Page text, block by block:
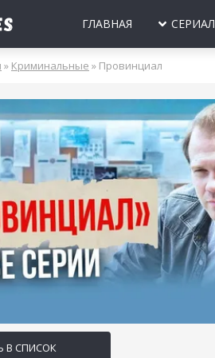
ГЛАВНАЯ
2023 2022 2021 2020
БЕЛАРУСЬ СССР
МОЛОДЕЖНЫЕ
НОВОГОДНИЕ
ПРО ВРАЧЕЙ
ПРО
ПРО
ЛЮБОВНЫЕ
» Криминальные » Провинциал
В СПИСОК